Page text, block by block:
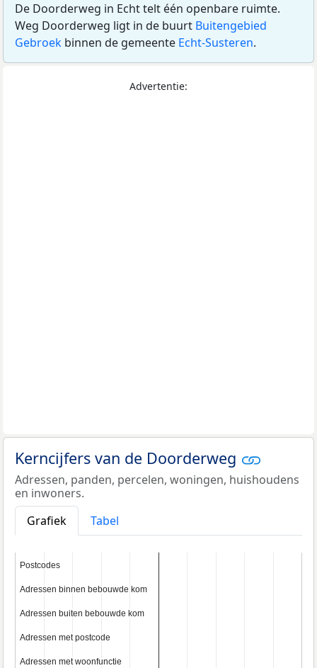
De Doorderweg in Echt telt één openbare ruimte.
Weg Doorderweg ligt in de buurt Buitengebied
Gebroek binnen de gemeente Echt-Susteren.
Advertentie:
Kerncijfers van de Doorderweg
Adressen, panden, percelen, woningen, huishoudens
en inwoners.
Grafiek
Tabel
Postcodes
Postcodes
Adressen binnen bebouwde kom
Adressen binnen bebouwde kom
Adressen buiten bebouwde kom
Adressen buiten bebouwde kom
Adressen met postcode
Adressen met postcode
Adressen met woonfunctie
Adressen met woonfunctie